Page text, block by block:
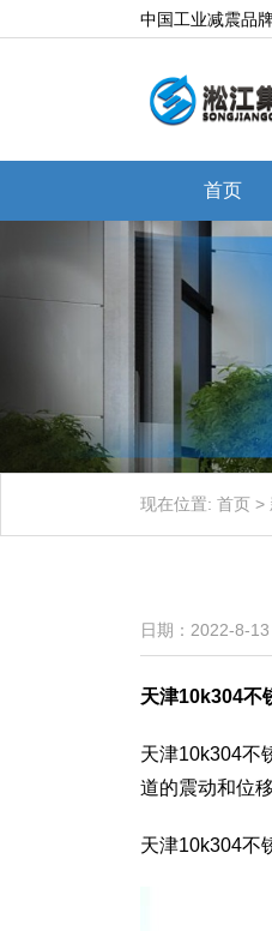
中国工业减震品
首页
现在位置: 首页 >
日期：2022-8-13
天津10k304不
天津10k304不
道的震动和位
天津10k304不